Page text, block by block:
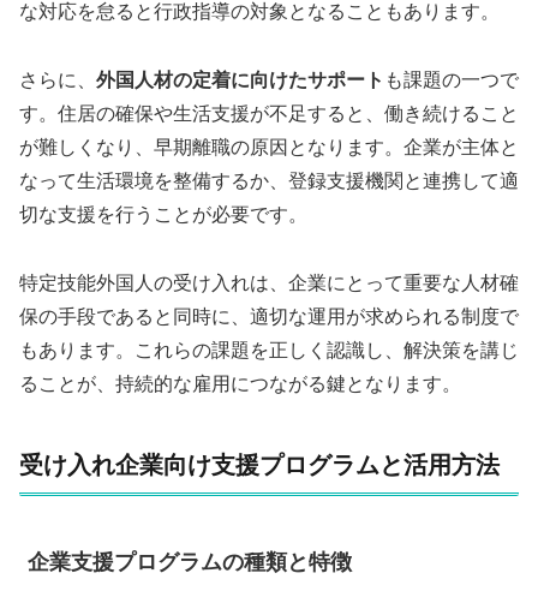
な対応を怠ると行政指導の対象となることもあります。
さらに、 外国人材の定着に向けたサポート も課題の一つで
す。住居の確保や生活支援が不足すると、働き続けること
が難しくなり、早期離職の原因となります。企業が主体と
なって生活環境を整備するか、登録支援機関と連携して適
切な支援を行うことが必要です。
特定技能外国人の受け入れは、企業にとって重要な人材確
保の手段であると同時に、適切な運用が求められる制度で
もあります。これらの課題を正しく認識し、解決策を講じ
ることが、持続的な雇用につながる鍵となります。
受け入れ企業向け支援プログラムと活用方法
企業支援プログラムの種類と特徴